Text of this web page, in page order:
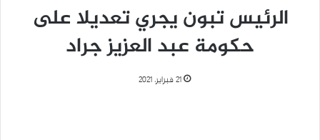
الرئيس تبون يجري تعديلا على
حكومة عبد العزيز جراد
21 فبراير، 2021